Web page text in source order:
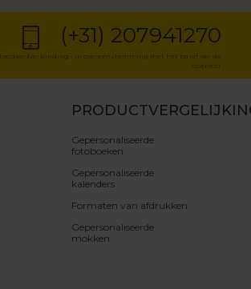
(+31) 207941270
- in overeenstemming met het tarief van de
operator
Gepersonaliseerde
fotoboeken
Gepersonaliseerde
kalenders
Formaten van afdrukken
Gepersonaliseerde
mokken